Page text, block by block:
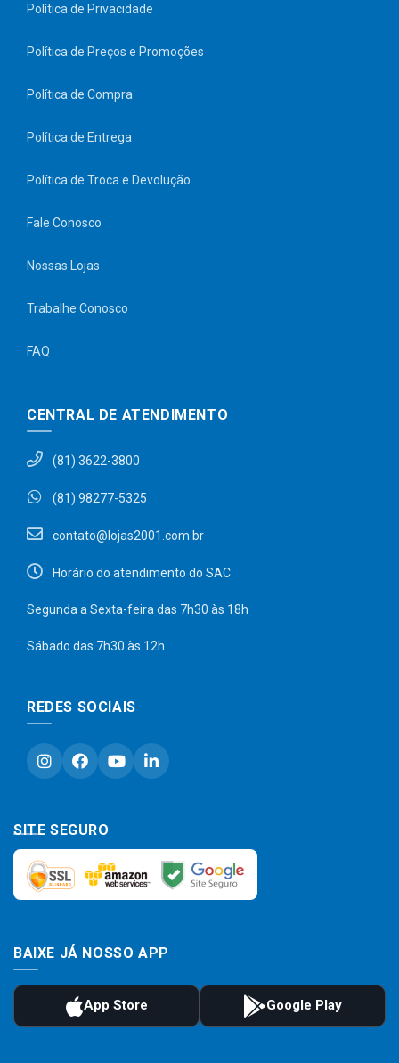
Política de Privacidade
Política de Preços e Promoções
Política de Compra
Política de Entrega
Política de Troca e Devolução
Fale Conosco
Nossas Lojas
Trabalhe Conosco
FAQ
CENTRAL DE ATENDIMENTO
(81) 3622-3800
(81) 98277-5325
contato@lojas2001.com.br
Horário do atendimento do SAC
Segunda a Sexta-feira das 7h30 às 18h
Sábado das 7h30 às 12h
REDES SOCIAIS
SITE SEGURO
BAIXE JÁ NOSSO APP